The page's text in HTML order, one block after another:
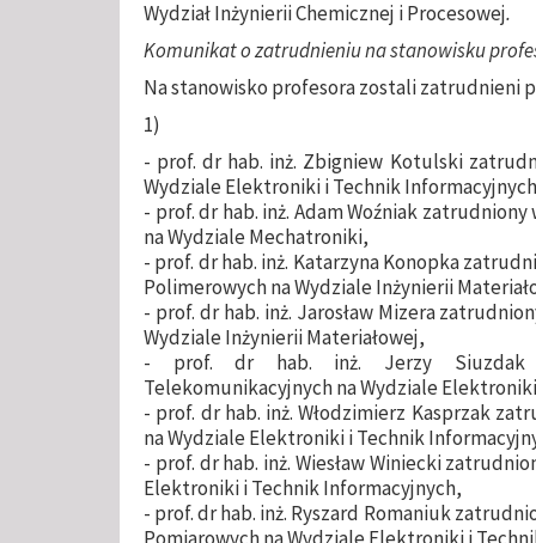
Wydział Inżynierii Chemicznej i Procesowej.
Komunikat o zatrudnieniu na stanowisku
Na stanowisko profesora zostali zatrudnieni
1)
- prof. dr hab. inż. Zbigniew Kotulski
Wydziale Elektroniki i Technik
- prof. dr hab. inż. Adam Woźniak
na Wydziale Mechatroniki,
- prof. dr hab. inż. Katarzyna Konopka
Polimerowych na Wydziale Inżynierii
- prof. dr hab. inż. Jarosław Mizera
Wydziale Inżynierii Materiałowej,
- prof. dr hab. inż. Jerzy Siuzdak
Telekomunikacyjnych na Wydziale
- prof. dr hab. inż. Włodzimierz Kasprzak
na Wydziale Elektroniki i Technik
- prof. dr hab. inż. Wiesław Winiecki
Elektroniki i Technik Informacyjnych,
- prof. dr hab. inż. Ryszard Romaniuk